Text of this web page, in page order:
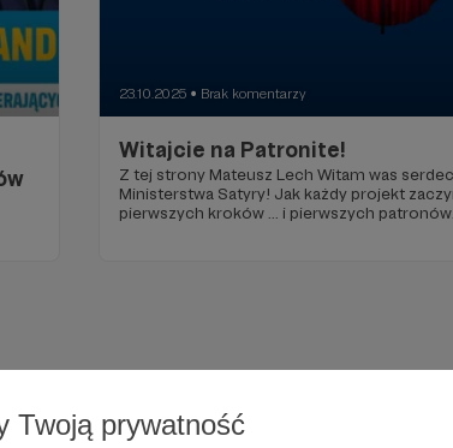
Twoją prywatność
23.10.2025 ● Brak komentarzy
Witajcie na Patronite!
Z tej strony Mateusz Lech Witam was serdecznie w krainie
Ministerstwa Satyry! Jak każdy projekt zaczyna się od
pierwszych kroków ... i pierwszych patronów. Zobaczymy,